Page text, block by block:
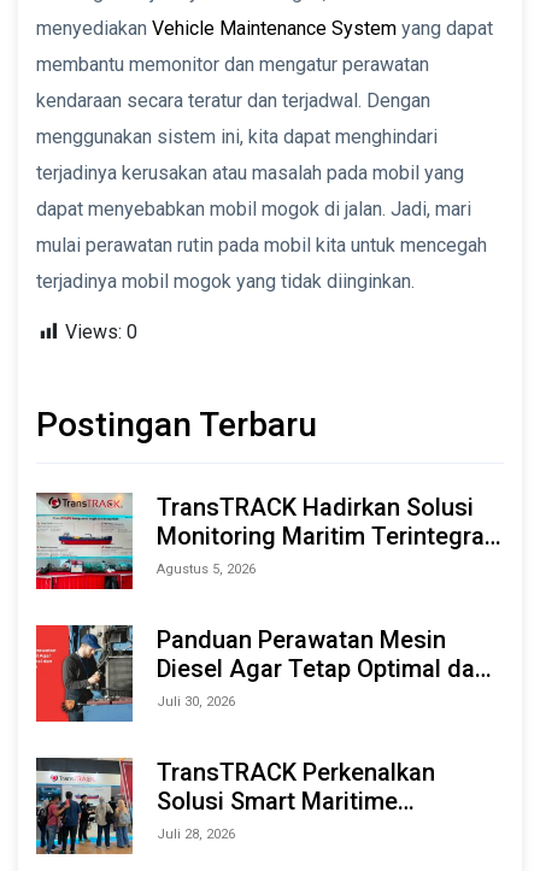
menyediakan Vehicle Maintenance System yang dapat
membantu memonitor dan mengatur perawatan
kendaraan secara teratur dan terjadwal. Dengan
menggunakan sistem ini, kita dapat menghindari
terjadinya kerusakan atau masalah pada mobil yang
dapat menyebabkan mobil mogok di jalan. Jadi, mari
mulai perawatan rutin pada mobil kita untuk mencegah
terjadinya mobil mogok yang tidak diinginkan.
Views: 0
Postingan Terbaru
TransTRACK Hadirkan Solusi
Monitoring Maritim Terintegrasi
Berbasis AI & IoT di Indonesia
Agustus 5, 2026
Panduan Perawatan Mesin
Diesel Agar Tetap Optimal dan
Tahan Lama
Juli 30, 2026
TransTRACK Perkenalkan
Solusi Smart Maritime
Monitoring Berbasis AI dan IoT
Juli 28, 2026